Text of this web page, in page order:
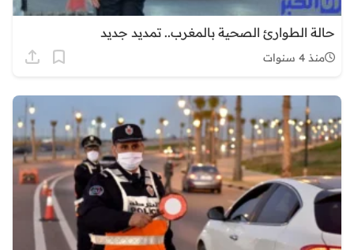
حالة الطوارئ الصحية بالمغرب.. تمديد جديد
منذ 4 سنوات